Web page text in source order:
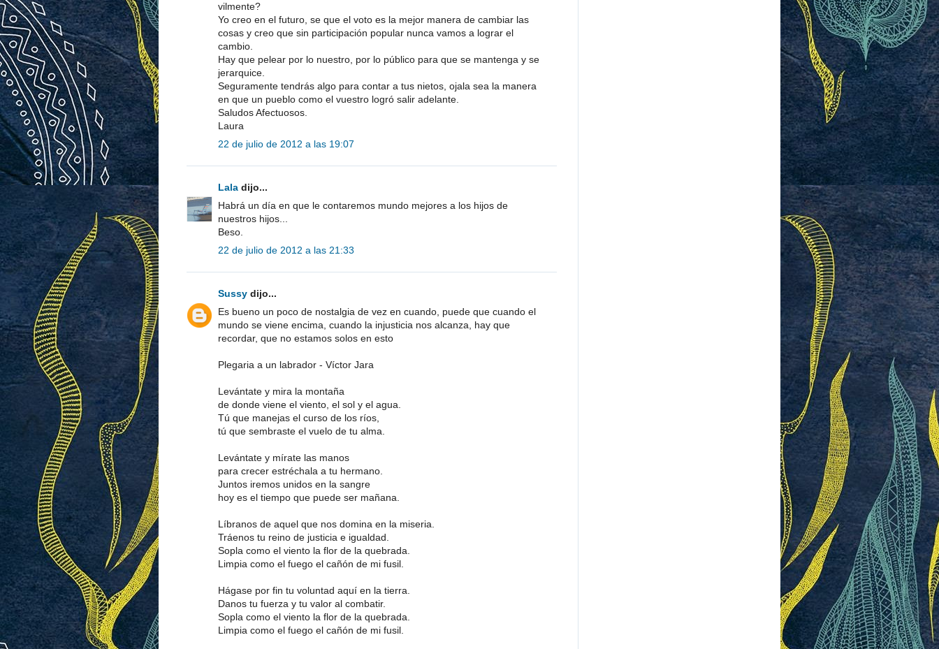
vilmente?
Yo creo en el futuro, se que el voto es la mejor manera de cambiar las
cosas y creo que sin participación popular nunca vamos a lograr el
cambio.
Hay que pelear por lo nuestro, por lo público para que se mantenga y se
jerarquice.
Seguramente tendrás algo para contar a tus nietos, ojala sea la manera
en que un pueblo como el vuestro logró salir adelante.
Saludos Afectuosos.
Laura
22 de julio de 2012 a las 19:07
Lala dijo...
Habrá un día en que le contaremos mundo mejores a los hijos de
nuestros hijos...
Beso.
22 de julio de 2012 a las 21:33
Sussy dijo...
Es bueno un poco de nostalgia de vez en cuando, puede que cuando el
mundo se viene encima, cuando la injusticia nos alcanza, hay que
recordar, que no estamos solos en esto
Plegaria a un labrador - Víctor Jara
Levántate y mira la montaña
de donde viene el viento, el sol y el agua.
Tú que manejas el curso de los ríos,
tú que sembraste el vuelo de tu alma.
Levántate y mírate las manos
para crecer estréchala a tu hermano.
Juntos iremos unidos en la sangre
hoy es el tiempo que puede ser mañana.
Líbranos de aquel que nos domina en la miseria.
Tráenos tu reino de justicia e igualdad.
Sopla como el viento la flor de la quebrada.
Limpia como el fuego el cañón de mi fusil.
Hágase por fin tu voluntad aquí en la tierra.
Danos tu fuerza y tu valor al combatir.
Sopla como el viento la flor de la quebrada.
Limpia como el fuego el cañón de mi fusil.